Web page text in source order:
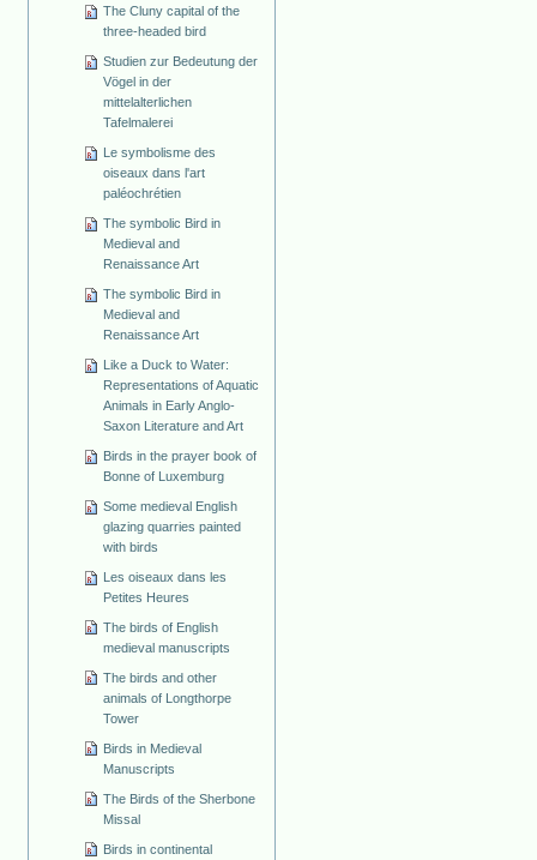
The Cluny capital of the
three-headed bird
Studien zur Bedeutung der
Vögel in der
mittelalterlichen
Tafelmalerei
Le symbolisme des
oiseaux dans l'art
paléochrétien
The symbolic Bird in
Medieval and
Renaissance Art
The symbolic Bird in
Medieval and
Renaissance Art
Like a Duck to Water:
Representations of Aquatic
Animals in Early Anglo-
Saxon Literature and Art
Birds in the prayer book of
Bonne of Luxemburg
Some medieval English
glazing quarries painted
with birds
Les oiseaux dans les
Petites Heures
The birds of English
medieval manuscripts
The birds and other
animals of Longthorpe
Tower
Birds in Medieval
Manuscripts
The Birds of the Sherbone
Missal
Birds in continental